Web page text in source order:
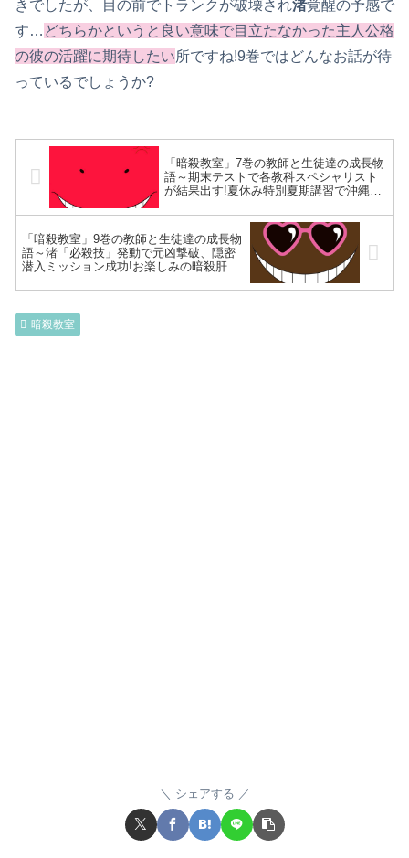
きでしたが、目の前でトランクが破壊され渚覚醒の予感で
す… どちらかというと良い意味で目立たなかった主人公格
の彼の活躍に期待したい所ですね!9巻ではどんなお話が待
っているでしょうか?
「暗殺教室」7巻の教師と生徒達の成長物
語～期末テストで各教科スペシャリスト
が結果出す!夏休み特別夏期講習で沖縄リ
撒かれ一転E組ピンチ～
「暗殺教室」9巻の教師と生徒達の成長物
語～渚「必殺技」発動で元凶撃破、隠密
潜入ミッション成功!お楽しみの暗殺肝試
暗殺教室
シェアする